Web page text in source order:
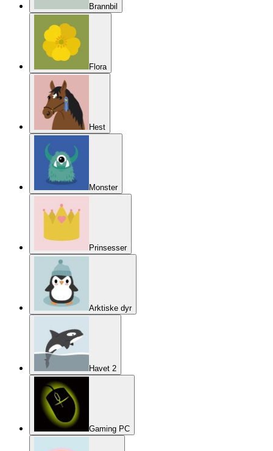
Brannbil
Flora
Hest
Monster
Prinsesser
Arktiske dyr
Havet 2
Gaming PC